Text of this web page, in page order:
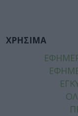
ΧΡΗΣΙΜΑ